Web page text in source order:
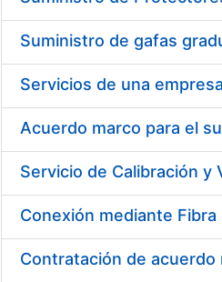
Acuerdo marco para el